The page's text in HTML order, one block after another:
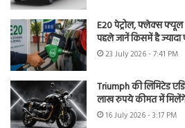
E20 पेट्रोल, फ्लेक्स फ्यूल
पहले जानें किसमें है ज्यादा
23 July 2026 - 7:41 PM
Triumph की लिमिटेड
लाख रुपये कीमत में मिलेंगे
16 July 2026 - 3:17 PM